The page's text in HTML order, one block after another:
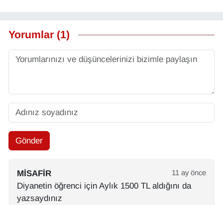
Yorumlar (1)
Gönder
MISAFIR 11 ay önce
Diyanetin öğrenci için Aylık 1500 TL aldığını da
yazsaydınız